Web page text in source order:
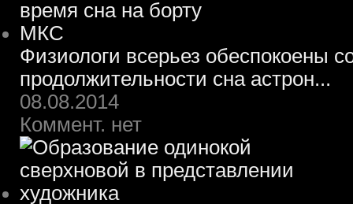
Физиологи всерьез обеспокоены
продолжительности сна астрон...
08.08.2014
Коммент. нет